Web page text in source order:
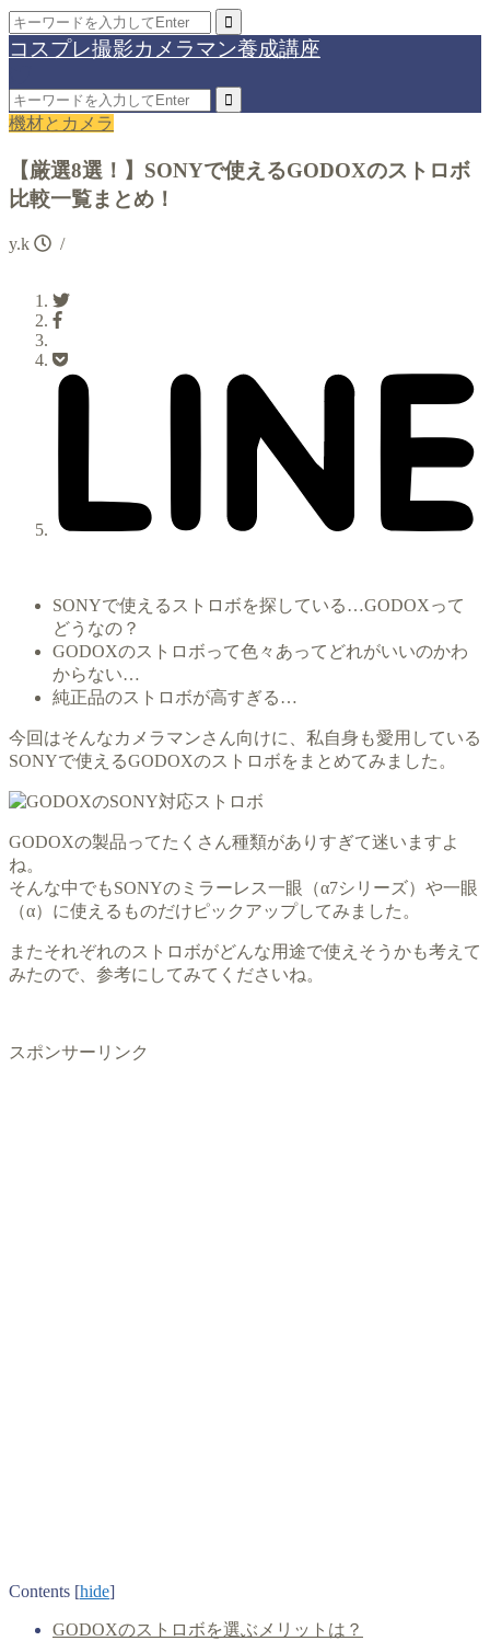
コスプレ撮影カメラマン養成講座
機材とカメラ
【厳選8選！】SONYで使えるGODOXのストロボ
比較一覧まとめ！
y.k /
SONYで使えるストロボを探している…GODOXって
どうなの？
GODOXのストロボって色々あってどれがいいのかわ
からない…
純正品のストロボが高すぎる…
今回はそんなカメラマンさん向けに、私自身も愛用している
SONYで使えるGODOXのストロボをまとめてみました。
GODOXの製品ってたくさん種類がありすぎて迷いますよ
ね。
そんな中でもSONYのミラーレス一眼（α7シリーズ）や一眼
（α）に使えるものだけピックアップしてみました。
またそれぞれのストロボがどんな用途で使えそうかも考えて
みたので、参考にしてみてくださいね。
スポンサーリンク
Contents [hide]
GODOXのストロボを選ぶメリットは？